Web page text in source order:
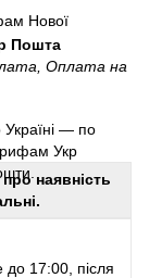
Нової
Пошта
Оплата на
Україні — по
Укр
про наявність
17:00, після